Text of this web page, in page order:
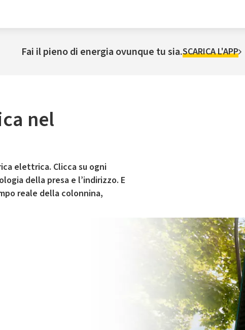
Fai il pieno di energia ovunque tu sia.SCARICA L'APP
nel
elettrica. Clicca su ogni
della presa e l’indirizzo. E
reale della colonnina,
Il servizio di mobilità elettrica è gestito da Plenitude On The Road